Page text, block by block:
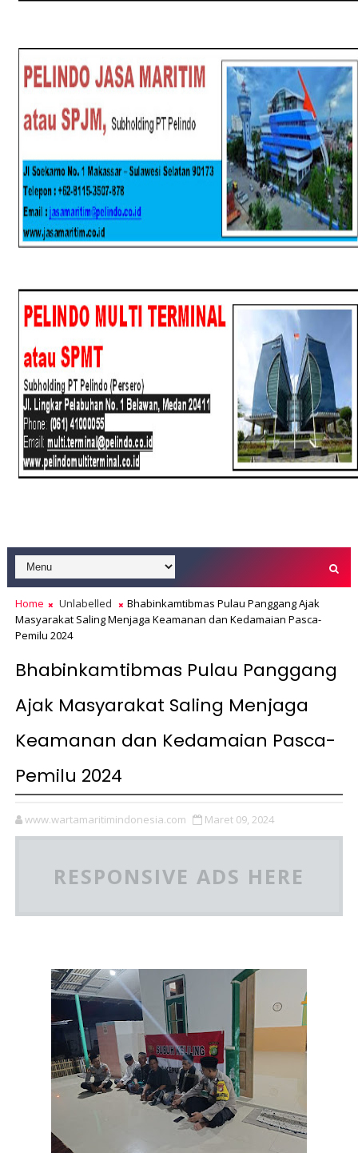
Home Unlabelled
Bhabinkamtibmas Pulau Panggang Ajak
Masyarakat Saling Menjaga Keamanan dan Kedamaian Pasca-
Pemilu 2024
Bhabinkamtibmas Pulau Panggang
Ajak Masyarakat Saling Menjaga
Keamanan dan Kedamaian Pasca-
Pemilu 2024
www.wartamaritimindonesia.com Maret 09, 2024
RESPONSIVE ADS HERE